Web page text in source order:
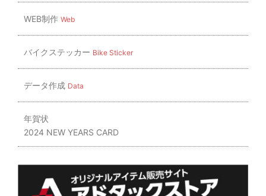
WEB制作 Web
バイクステッカー Bike Sticker
データ作成 Data
年賀状
2024 NEW YEARS CARD